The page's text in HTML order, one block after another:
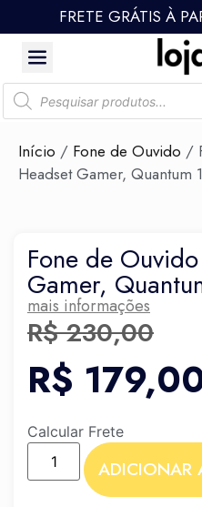
FRETE GRÁTIS À
Início / Fone de Ouvido /
Headset Gamer, Quantum
Fone de
Gamer,
mais informações
R$230,00
R$
Calcular Frete
ADICIONAR